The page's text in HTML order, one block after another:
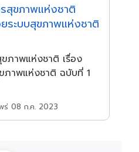
สุขภาพแห่งชาติ
ระบบสุขภาพแห่งชาติ
ภาพแห่งชาติ เรื่อง
ภาพแห่งชาติ ฉบับที่ 1
ร่ 08 ก.ค. 2023